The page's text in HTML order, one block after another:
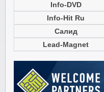
Info-DVD
Info-Hit Ru
Салид
Lead-Magnet